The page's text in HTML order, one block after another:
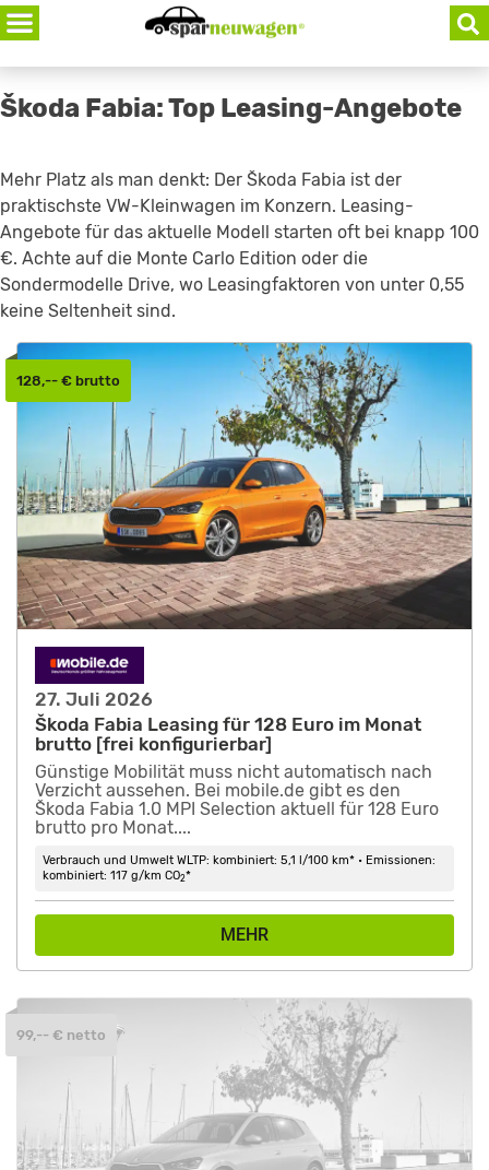
Skip
to
content
Škoda Fabia: Top Leasing-Angebote
Mehr Platz als man denkt: Der Škoda Fabia ist der
praktischste VW-Kleinwagen im Konzern. Leasing-
Angebote für das aktuelle Modell starten oft bei knapp 100
€. Achte auf die Monte Carlo Edition oder die
Sondermodelle Drive, wo Leasingfaktoren von unter 0,55
keine Seltenheit sind.
27. Juli 2026
Škoda Fabia Leasing für 128 Euro im Monat
brutto [frei konfigurierbar]
Günstige Mobilität muss nicht automatisch nach
Verzicht aussehen. Bei mobile.de gibt es den
Škoda Fabia 1.0 MPI Selection aktuell für 128 Euro
brutto pro Monat....
Verbrauch und Umwelt WLTP: kombiniert: 5,1 l/100 km* • Emissionen:
kombiniert: 117 g/km CO2*
MEHR
128,-- € brutto
99,-- € netto